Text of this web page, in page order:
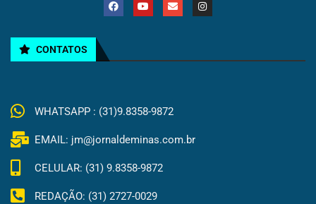
CONTATOS
WHATSAPP : (31)9.8358-9872
EMAIL: jm@jornaldeminas.com.br
CELULAR: (31) 9.8358-9872
REDAÇÃO: (31) 2727-0029